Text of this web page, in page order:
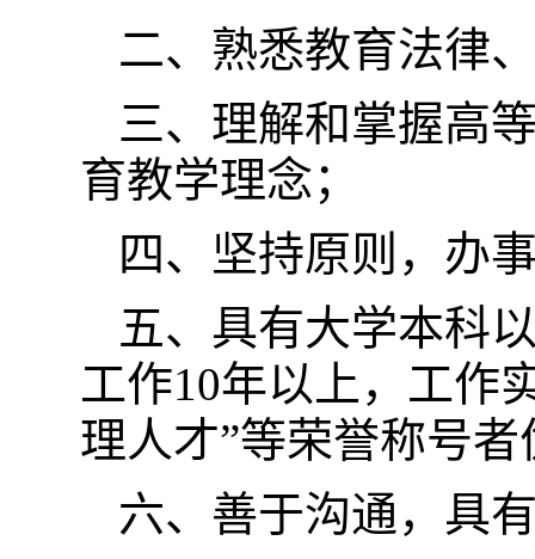
二、熟悉教育法律
三、理解和掌握高
育教学理念；
四、坚持原则，办
五、具有大学本科
工作10年以上，工作
理人才”等荣誉称号者
六、善于沟通，具